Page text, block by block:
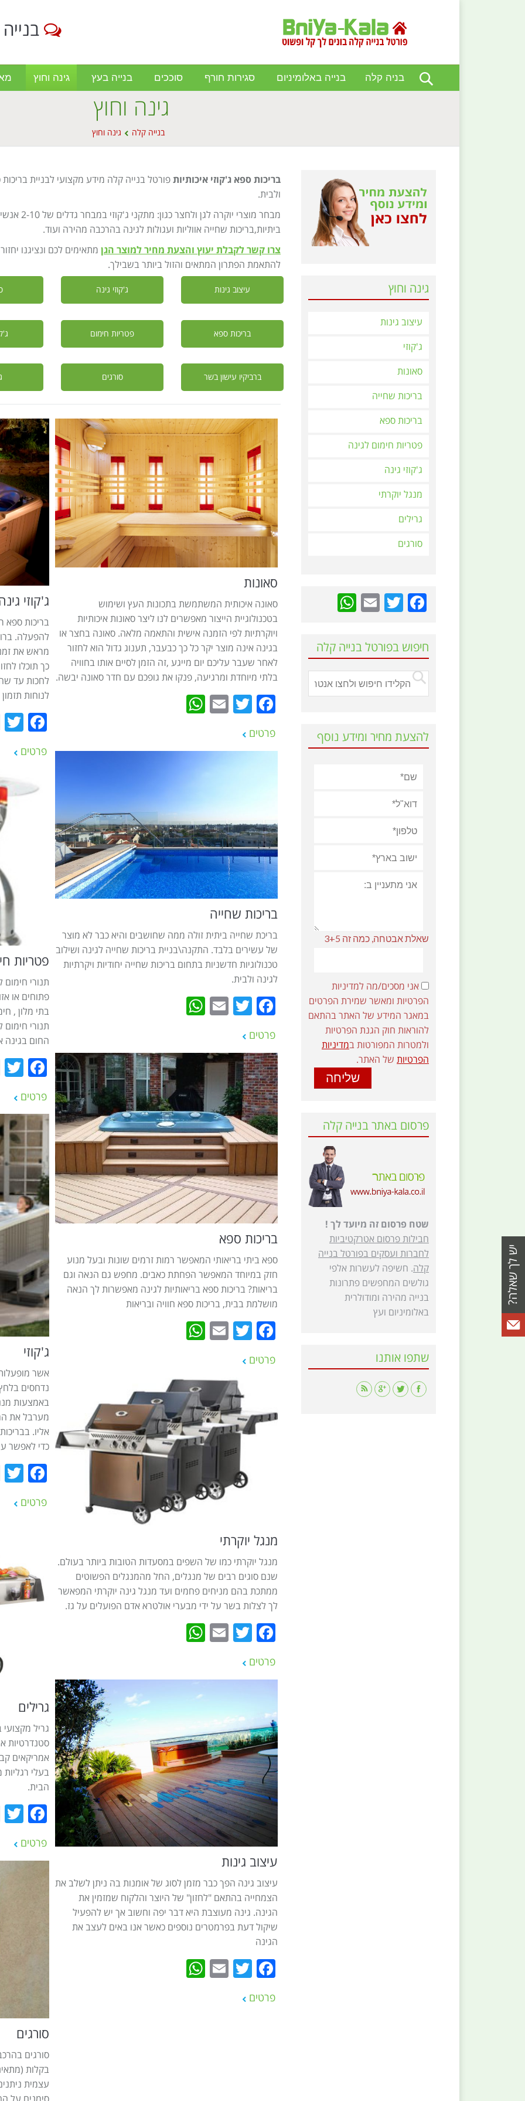
בניה קלה בנייה באלומיניום סגירות חורף סוככים בנייה בעץ גינה וחוץ
גינה וחוץ
בנייה קלה גינה וחוץ
בריכות ספא ג'קוזי איכותיות פורטל בנייה קלה מידע מקצועי לבניית בריכות
ולבית.
מבחר מוצרי יוקרה
ביתיות,בריכות שחייה אווליות ועגולות לגינה בהרכבה מהירה ועוד.
צרו קשר לקבלת יעוץ והצעת מחיר למוצר הגן מתאימים לכם ונציגנו
להתאמת הפתרון המתאים והזול ביותר בשבילך.
ג'קוזי גינה עיצוב גינות
פטריות חימום בריכות ספא
סורגים ברביקיו עישון בשר
ג'קוזי
בריכות ספא
להפעלה.
מראש את
כך תוכלו
לחכות עד
לנוחות
פרטים
סאונות
סאונה איכותית המשתמשת בתכונות העץ ושימוש
בטכנולוגיית הייצור מאפשרים לנו ליצר סאונות איכותיות
ויוקרתיות לפי הזמנה אישית והתאמה מלאה. סאונה בחצר או
בגינה אינה מוצר יקר כל כך כבעבר, תענוג גדול הוא לחזור
לאחר שעבר עליכם יום מייגע ,זה הזמן לסיים אותו בחוויה
בלתי מיוחדת ומרגיעה, פנקו את גופכם עם חדר סאונה יבשה.
Facebook
Twitter
Email
פרטים
בריכות שחייה
בריכת שחייה ביתית זולה ממה שחושבים והיא כבר לא מוצר
של עשירים בלבד. התקנה\בניית בריכות שחייה לגינה ושילוב
טכנולוגיות חדשניות בתחום בריכות שחייה יחודיות ויקרתיות
לגינה ולבית.
Facebook
Twitter
Email
פרטים
פטריות
תנורי
פתוחים או
בתי מלון ,
תנורי חימום
החום בגינה
פרטים
בריכות ספא
ספא ביתי בריאותי המאפשר רמות זרמים שונות ובעל מנוע
חזק במיוחד המאפשר הפחתת כאבים. מחפש גם הנאה וגם
בריאות? בריכות ספא בריאותיות לגינה מאפשרות לך הנאה
מושלמת בבית, בריכות ספא חוויה ובריאות
Facebook
Twitter
Email
פרטים ג'קוזי
אשר
נדחסים
באמצעות
מערבל את
אליו.
כדי לאפשר
פרטים
מנגל יוקרתי
מנגל יוקרתי כמו של השפים במסעדות הטובות ביותר בעולם.
שנם סוגים רבים של מנגלים, החל מהמנגלים הפשוטים
ממתכת בהם מניחים פחמים ועד מנגל גינה יוקרתי המפאשר
לך לצלות בשר על ידי מבערי אולטרא אדם הפועלים על גז.
Facebook
Twitter
Email
פרטים
גרילים
גריל
סטנדרטיות
אמריקאים
בעלי
הבית.
פרטים
עיצוב גינות
עיצוב גינה הפך כבר מזמן לסוג של אומנות בה ניתן לשלב את
הצמחייה בהתאם "לחזון" של היוצר והלקוח שמזמין את
הגינה. גינה מעוצבת היא דבר יפה וחשוב אך יש להפעיל
שיקול דעת בפרמטרים נוספים כאשר אנו באים לעצב את
הגינה
Facebook
Twitter
Email
פרטים
סורגים
סורגים
בקלות
עצמית
גינה וחוץ
עיצוב גינות
ג'קוזי
סאונות
בריכות שחייה
בריכות ספא
פטריות חימום לגינה
ג'קוזי גינה
מנגל יוקרתי
גרילים
סורגים
Facebook
Twitter
Email
WhatsApp
חיפוש בפורטל בנייה קלה
להצעת מחיר ומידע נוסף
שאלת אבטחה, כמה זה 3+5
אני מסכים/מה למדיניות
הפרטיות ומאשר שמירת הפרטים
במאגר המידע של האתר בהתאם
להוראות חוק הגנת הפרטיות
ולמטרות המפורטות במדיניות
הפרטיות של האתר.
פרסום באתר בנייה קלה
שטח פרסום זה מיועד לך !
חבילות פרסום אטרקטיביות
לחברות ועסקים בפורטל בנייה
קלה. חשיפה לעשרות אלפי
גולשים המחפשים פתרונות
בנייה מהירה ומודולרית
באלומיניום ועץ
שתפו אותנו
Find us on: